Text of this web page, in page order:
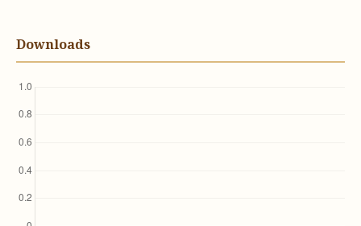
Downloads